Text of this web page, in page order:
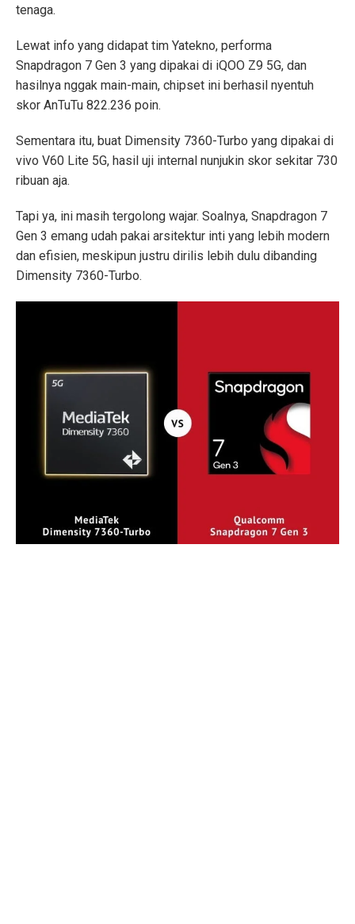
tenaga.
Lewat info yang didapat tim Yatekno, performa
Snapdragon 7 Gen 3 yang dipakai di iQOO Z9 5G, dan
hasilnya nggak main-main, chipset ini berhasil nyentuh
skor AnTuTu 822.236 poin.
Sementara itu, buat Dimensity 7360-Turbo yang dipakai di
vivo V60 Lite 5G, hasil uji internal nunjukin skor sekitar 730
ribuan aja.
Tapi ya, ini masih tergolong wajar. Soalnya, Snapdragon 7
Gen 3 emang udah pakai arsitektur inti yang lebih modern
dan efisien, meskipun justru dirilis lebih dulu dibanding
Dimensity 7360-Turbo.